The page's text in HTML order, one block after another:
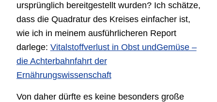
ursprünglich bereitgestellt wurden? Ich schätze,
dass die Quadratur des Kreises einfacher ist,
wie ich in meinem ausführlicheren Report
darlege: Vitalstoffverlust in Obst undGemüse –
die Achterbahnfahrt der
Ernährungswissenschaft
Von daher dürfte es keine besonders große